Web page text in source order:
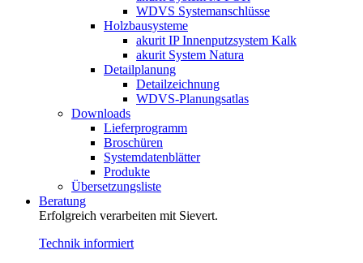
WDVS Systemanschlüsse
Holzbausysteme
akurit IP Innenputzsystem Kalk
akurit System Natura
Detailplanung
Detailzeichnung
WDVS-Planungsatlas
Downloads
Lieferprogramm
Broschüren
Systemdatenblätter
Produkte
Übersetzungsliste
Beratung
Erfolgreich verarbeiten mit Sievert.
Technik informiert